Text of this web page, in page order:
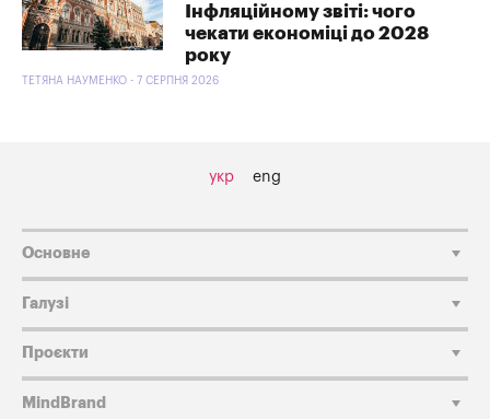
Інфляційному звіті: чого
чекати економіці до 2028
року
ТЕТЯНА НАУМЕНКО - 7 СЕРПНЯ 2026
укр eng
Основне
Галузі
Проєкти
MindBrand